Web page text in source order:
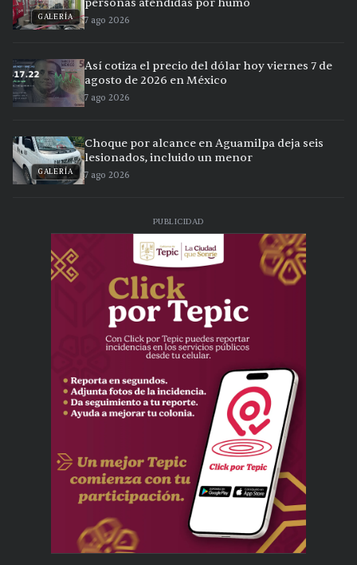
GALERÍA 7 ago 2026
Así cotiza el precio del dólar hoy viernes 7 de
agosto de 2026 en México
7 ago 2026
GALERÍA
Choque por alcance en Aguamilpa deja seis
lesionados, incluido un menor
7 ago 2026
PUBLICIDAD